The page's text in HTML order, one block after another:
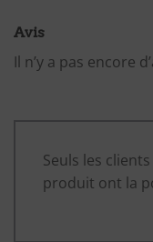
Avis
Il n’y a pas encore
Seuls les
produit ont la